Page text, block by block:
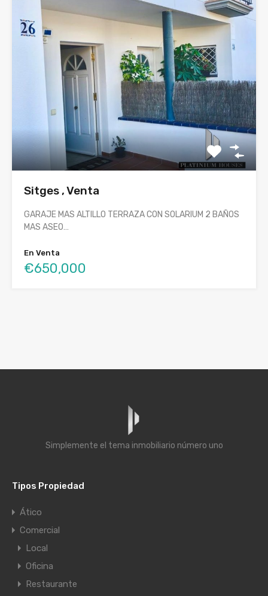
Sitges , Venta
GARAJE MAS ALTILLO TERRAZA CON SOLARIUM 2 BAÑOS
MAS ASEO…
En Venta
€650,000
Simplemente el tema inmobiliario número uno
Tipos Propiedad
Ático
Comercial
Local
Oficina
Restaurante